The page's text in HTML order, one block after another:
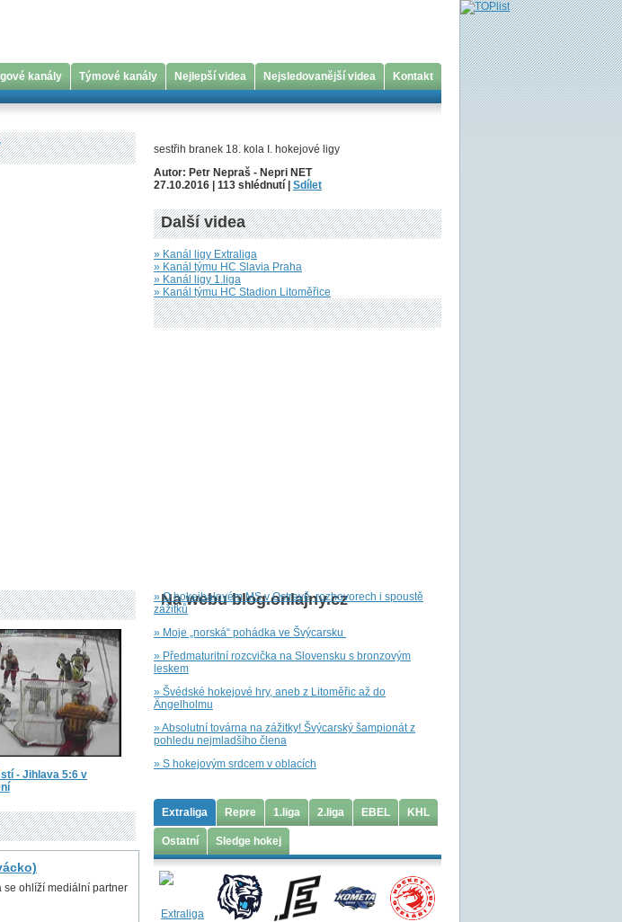
kanály Týmové kanály Nejlepší videa Nejsledovanější videa Kontakt
- Jihlava 5:6 v
se ohlíží mediální partner
sestřih branek 18. kola I. hokejové ligy
Autor: Petr Nepraš - Nepri NET
27.10.2016 | 113 shlédnutí | Sdílet
Další videa
» Kanál ligy Extraliga
» Kanál týmu HC Slavia Praha
» Kanál ligy 1.liga
» Kanál týmu HC Stadion Litoměřice
Na webu blog.onlajny.cz
» O hokejbalovém MS v Ostravě, rozhovorech i spoustě
zážitků
» Moje „norská“ pohádka ve Švýcarsku
» Předmaturitní rozcvička na Slovensku s bronzovým
leskem
» Švédské hokejové hry, aneb z Litoměřic až do
Ängelholmu
» Absolutní továrna na zážitky! Švýcarský šampionát z
pohledu nejmladšího člena
» S hokejovým srdcem v oblacích
Extraliga Repre 1.liga 2.liga EBEL KHL
Ostatní Sledge hokej